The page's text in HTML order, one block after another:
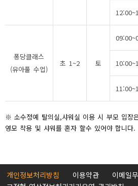
퐁당클래스
(유아풀 수업)
초 1~2 토
※ 소수정예 탈의실,샤워실 이용 시 부모 입장
영모 착용 및 샤워를 혼자 할수 있어야 합니다.
개인정보처리방침 이용약관
이메일